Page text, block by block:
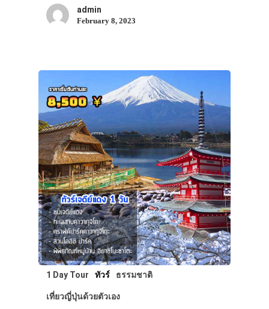
admin
February 8, 2023
1 Day Tour ทัวร์ ธรรมชาติ
เที่ยวญี่ปุ่นด้วยตัวเอง